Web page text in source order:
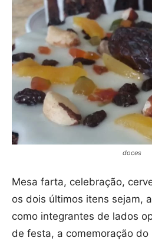
doces
Mesa farta, celebração,
os dois últimos itens sejam,
como integrantes de lados
de festa, a comemoração do